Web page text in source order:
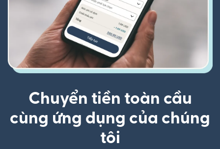
Chuyển tiền toàn cầu
cùng ứng dụng của chúng
tôi